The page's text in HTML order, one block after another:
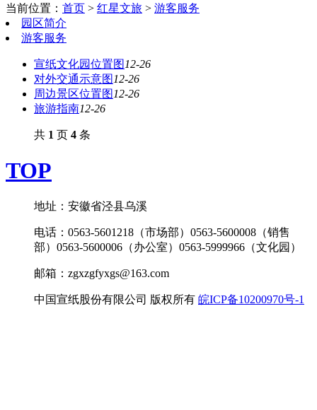
当前位置： 首页 > 红星文旅 > 游客服务
园区简介
游客服务
宣纸文化园位置图 12-26
对外交通示意图 12-26
周边景区位置图 12-26
旅游指南12-26
共 1 页 4 条
TOP
地址：安徽省泾县乌溪
电话：0563-5601218（市场部）0563-5600008（销售
部）0563-5600006（办公室）0563-5999966（文化园）
邮箱：zgxzgfyxgs@163.com
中国宣纸股份有限公司 版权所有 皖ICP备10200970号-1